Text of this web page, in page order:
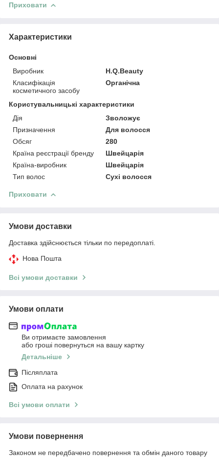
Приховати
Характеристики
Основні
Виробник
H.Q.Beauty
Класифікація
косметичного засобу
Органічна
Користувальницькі характеристики
Дія
Зволожує
Призначення
Для волосся
Обсяг
280
Країна реєстрації бренду
Швейцарія
Країна-виробник
Швейцарія
Тип волос
Сухі волосся
Приховати
Умови доставки
Доставка здійснюється тільки по передоплаті.
Нова Пошта
Всі умови доставки
Умови оплати
Ви отримаєте замовлення
або гроші повернуться на вашу картку
Детальніше
Післяплата
Оплата на рахунок
Всі умови оплати
Умови повернення
Законом не передбачено повернення та обмін даного товару